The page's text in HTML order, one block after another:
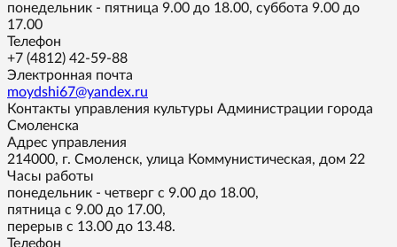
понедельник - пятница 9.00 до 18.00, суббота 9.00 до
17.00
Телефон
+7 (4812) 42-59-88
Электронная почта
moydshi67@yandex.ru
Контакты управления культуры Администрации города
Смоленска
Адрес управления
214000, г. Смоленск, улица Коммунистическая, дом 22
Часы работы
понедельник - четверг с 9.00 до 18.00,
пятница с 9.00 до 17.00,
перерыв с 13.00 до 13.48.
Телефон